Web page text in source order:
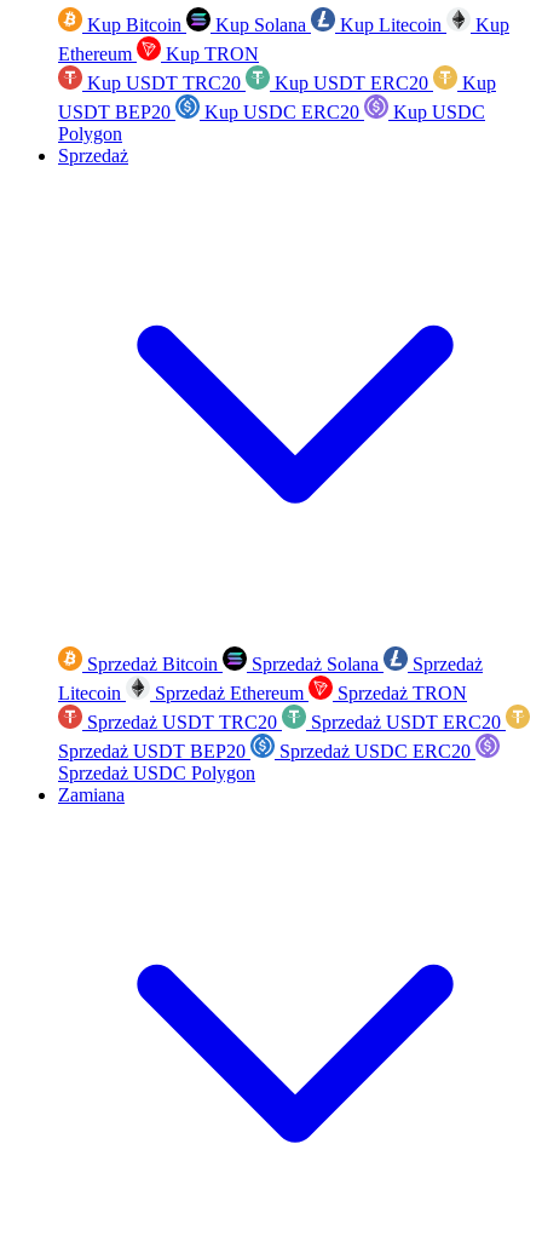
Kup Bitcoin Kup Solana Kup Litecoin
Kup
Ethereum
Kup TRON
Kup USDT TRC20
Kup USDT ERC20
Kup
USDT BEP20
Kup USDC ERC20
Kup USDC
Polygon
Sprzedaż
Sprzedaż Bitcoin Sprzedaż Solana
Sprzedaż
Litecoin
Sprzedaż Ethereum
Sprzedaż TRON
Sprzedaż USDT TRC20
Sprzedaż USDT ERC20
Sprzedaż USDT BEP20
Sprzedaż USDC ERC20
Sprzedaż USDC Polygon
Zamiana